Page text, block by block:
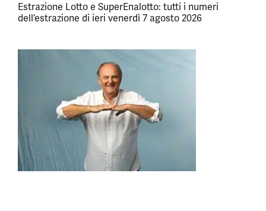
Estrazione Lotto e SuperEnalotto: tutti i numeri
dell’estrazione di ieri venerdì 7 agosto 2026